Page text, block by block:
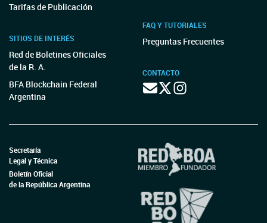
Tarifas de Publicación
SITIOS DE INTERÉS
Red de Boletines Oficiales
de la R. A.
BFA Blockchain Federal
Argentina
FAQ Y TUTORIALES
Preguntas Frecuentes
CONTACTO
Secretaría
Legal y Técnica
Boletín Oficial
de la República Argentina